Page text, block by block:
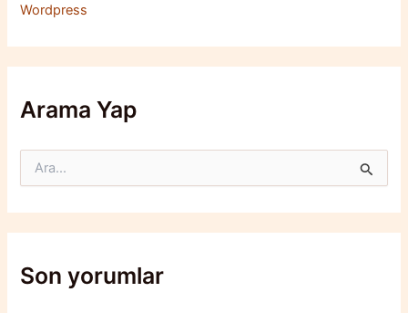
Wordpress
Arama Yap
r
c
f
o
Son yorumlar